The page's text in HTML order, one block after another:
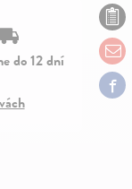
do 12 dní